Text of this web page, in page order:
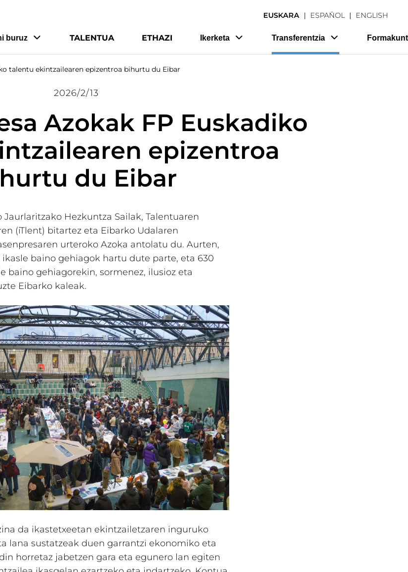
EUSKARA ESPAÑOL ENGLISH
buruz TALENTUA ETHAZI Ikerketa Transferentzia
talentu ekintzailearen epizentroa bihurtu du Eibar
2026/2/13
Azokak FP Euskadiko
epizentroa
du Eibar
Jaurlaritzako Hezkuntza Sailak, Talentuaren
(iTlent) bitartez eta Eibarko Udalaren
urteroko Azoka antolatu du. Aurten,
ikasle baino gehiagok hartu dute parte, eta 630
baino gehiagorekin, sormenez, ilusioz eta
Eibarko kaleak.
da ikastetxeetan ekintzailetzaren inguruko
lana sustatzeak duen garrantzi ekonomiko eta
horretaz jabetzen gara eta egunero lan egiten